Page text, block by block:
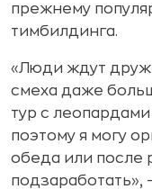
прежнему
тимбилдинга.
«Люди ждут
смеха даже
тур с
поэтому я могу
обеда или после
подзаработать»,